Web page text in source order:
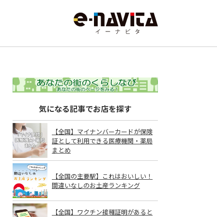
気になる記事でお店を探す
【全国】マイナンバーカードが保険
証として利用できる医療機関・薬局
まとめ
【全国の主要駅】これはおいしい！
間違いなしのお土産ランキング
【全国】ワクチン接種証明があると